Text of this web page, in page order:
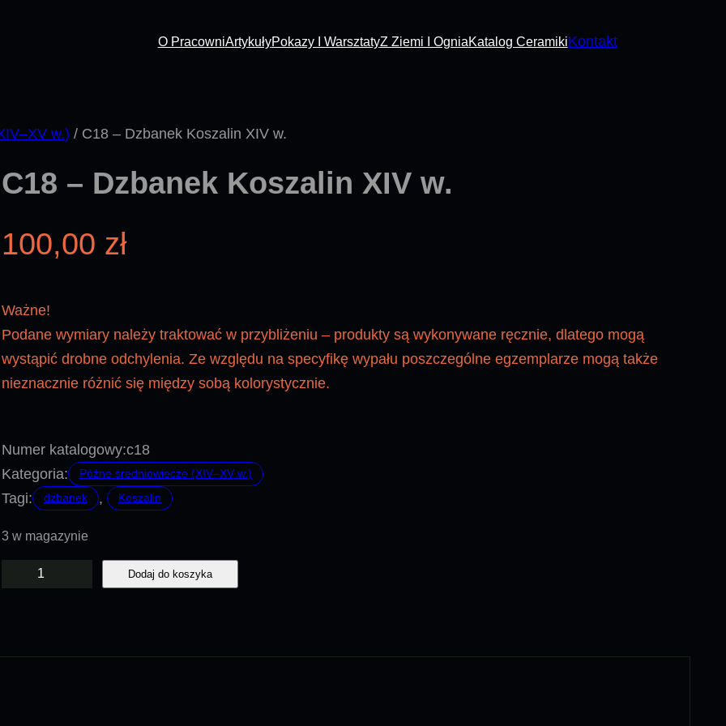
O PracowniArtykułyPokazy I WarsztatyZ Ziemi I OgniaKatalog CeramikiKontakt
w.) / C18 – Dzbanek Koszalin XIV w.
C18 – Dzbanek Koszalin XIV w.
100,00 zł
Ważne!
Podane wymiary należy traktować w przybliżeniu – produkty są wykonywane ręcznie, dlatego mogą
wystąpić drobne odchylenia. Ze względu na specyfikę wypału poszczególne egzemplarze mogą także
nieznacznie różnić się między sobą kolorystycznie.
Numer katalogowy:c18
Kategoria:
Późne średniowiecze (XIV–XV w.)
Tagi: dzbanek , Koszalin
3 w magazynie
Dodaj do koszyka